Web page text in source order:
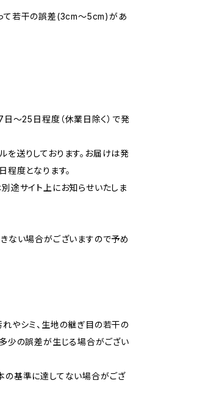
て若干の誤差(3cm〜5cm)があ
〜25日程度（休業日除く）で発
送りしております。お届けは発
度となります。
途サイト上にお知らせいたしま
ない場合がございますので予め
やシミ、生地の継ぎ目の若干の
少の誤差が生じる場合がござい
基準に達してない場合がござ